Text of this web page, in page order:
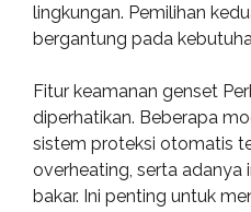
lingkungan. Pemilihan
bergantung pada
Fitur keamanan genset
diperhatikan. Beberapa
sistem proteksi otomatis
overheating, serta adanya
bakar. Ini penting untuk